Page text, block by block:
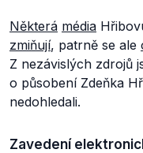
Některá média
zmiňují, patrně se ale
Z nezávislých zdrojů
o působení Zdeňka
nedohledali.
Zavedení